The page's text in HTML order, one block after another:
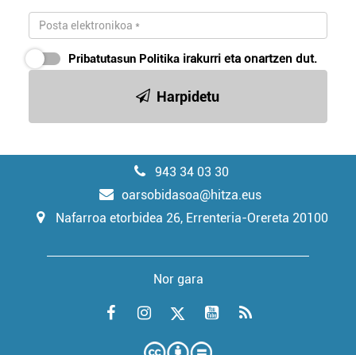
Pribatutasun Politika irakurri eta onartzen dut.
Harpidetu
943 34 03 30
oarsobidasoa@hitza.eus
Nafarroa etorbidea 26, Errenteria-Orereta 20100
Nor gara